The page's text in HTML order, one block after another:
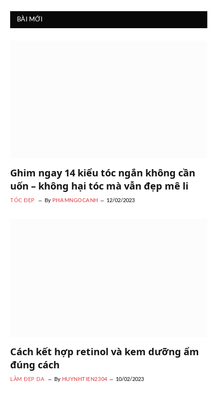
BÀI MỚI
Ghim ngay 14 kiểu tóc ngắn không cần
uốn – không hại tóc mà vẫn đẹp mê li
TÓC ĐẸP By PHAMNGOCANH 12/02/2023
Cách kết hợp retinol và kem dưỡng ẩm
đúng cách
LÀM ĐẸP DA By HUYNHTIEN2304 10/02/2023